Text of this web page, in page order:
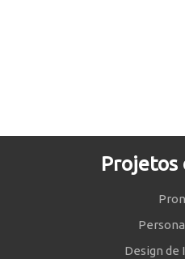
Projetos
Design de